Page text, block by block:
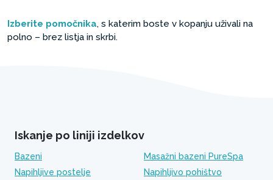
Izberite pomočnika, s katerim boste v kopanju uživali na
polno – brez listja in skrbi.
Iskanje po liniji izdelkov
Bazeni
Masažni bazeni PureSpa
Napihljive postelje
Napihljivo pohištvo